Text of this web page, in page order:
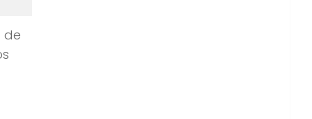
de